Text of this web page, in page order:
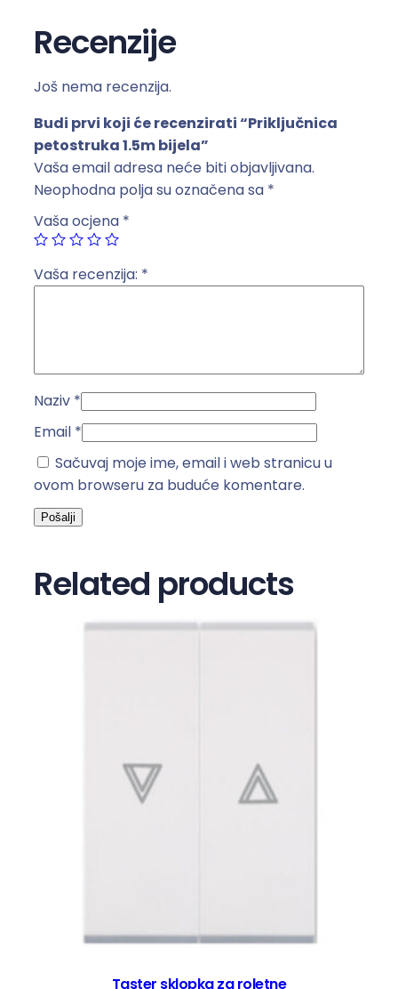
n
a
p
e
t
o
t
r
u
m
b
e
l
o
Recenzije
Još nema recenzija.
Budi prvi koji će recenzirati “Priključnica
petostruka 1.5m bijela”
Vaša email adresa neće biti objavljivana.
Neophodna polja su označena sa *
Vaša ocjena *
Vaša recenzija: *
Naziv *
Email *
Sačuvaj moje ime, email i web stranicu u
ovom browseru za buduće komentare.
Related products
Taster sklopka za roletne